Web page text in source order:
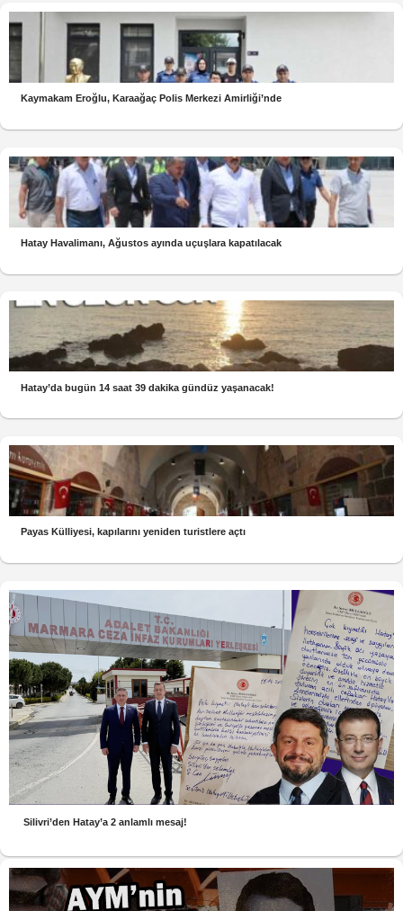
Kaymakam Eroğlu, Karaağaç Polis Merkezi Amirliği’nde
Hatay Havalimanı, Ağustos ayında uçuşlara kapatılacak
Hatay’da bugün 14 saat 39 dakika gündüz yaşanacak!
Payas Külliyesi, kapılarını yeniden turistlere açtı
Silivri’den Hatay’a 2 anlamlı mesaj!